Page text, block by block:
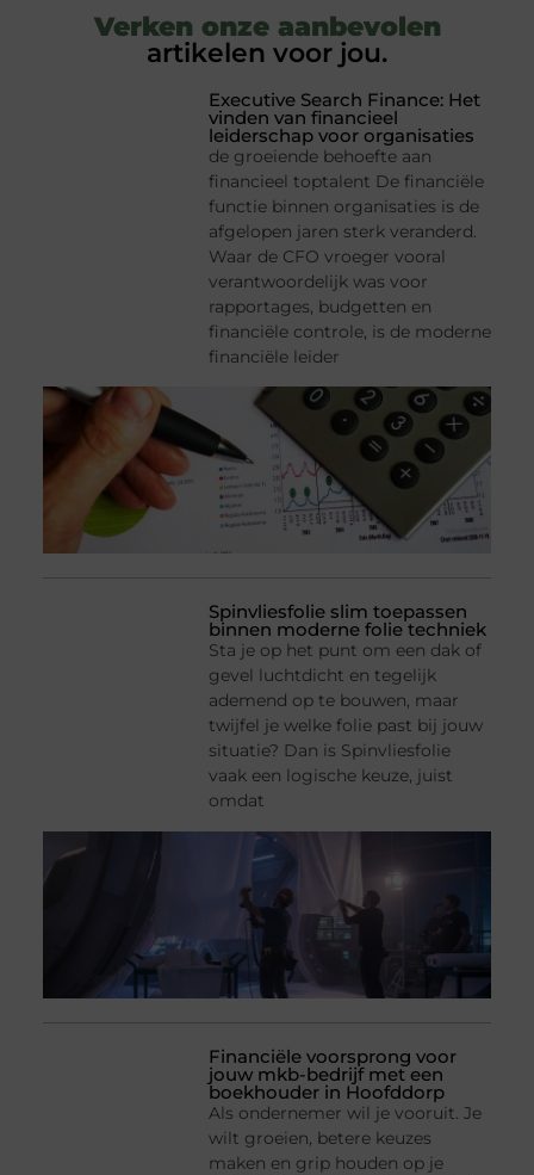
Verken onze aanbevolen
artikelen voor jou.
Executive Search Finance: Het
vinden van financieel
leiderschap voor organisaties
de groeiende behoefte aan
financieel toptalent De financiële
functie binnen organisaties is de
afgelopen jaren sterk veranderd.
Waar de CFO vroeger vooral
verantwoordelijk was voor
rapportages, budgetten en
financiële controle, is de moderne
financiële leider
Spinvliesfolie slim toepassen
binnen moderne folie techniek
Sta je op het punt om een dak of
gevel luchtdicht en tegelijk
ademend op te bouwen, maar
twijfel je welke folie past bij jouw
situatie? Dan is Spinvliesfolie
vaak een logische keuze, juist
omdat
Financiële voorsprong voor
jouw mkb-bedrijf met een
boekhouder in Hoofddorp
Als ondernemer wil je vooruit. Je
wilt groeien, betere keuzes
maken en grip houden op je